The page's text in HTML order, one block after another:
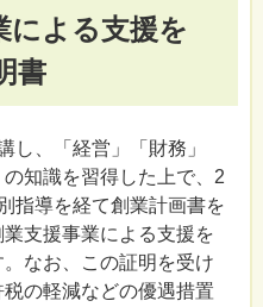
による支援を
書
し、「経営」「財務」
の知識を習得した上で、2
指導を経て創業計画書を
支援事業による支援を
なお、この証明を受け
の軽減などの優遇措置